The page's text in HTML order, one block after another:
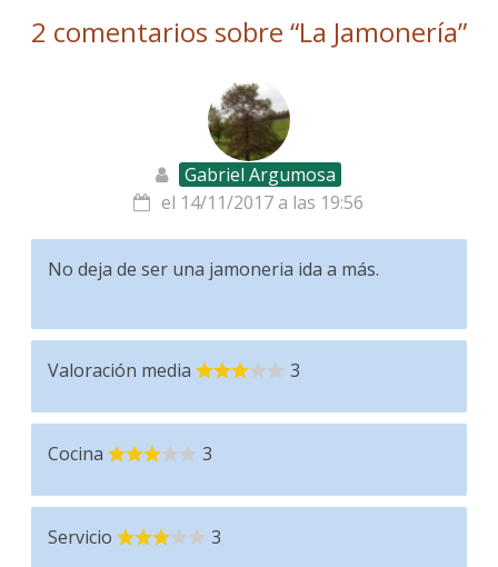
2 comentarios sobre “La Jamonería”
Gabriel Argumosa
el 14/11/2017 a las 19:56
No deja de ser una jamoneria ida a más.
Valoración media 3
Cocina 3
Servicio 3